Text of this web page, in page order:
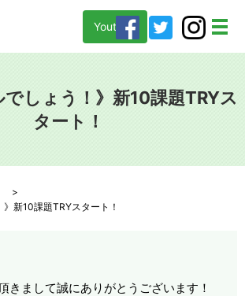
メ
Youtube
でしょう！》新10課題TRYス
タート！
》新10課題TRYスタート！
きまして誠にありがとうございます！